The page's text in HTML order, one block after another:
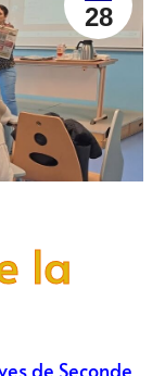
28
la
de Seconde